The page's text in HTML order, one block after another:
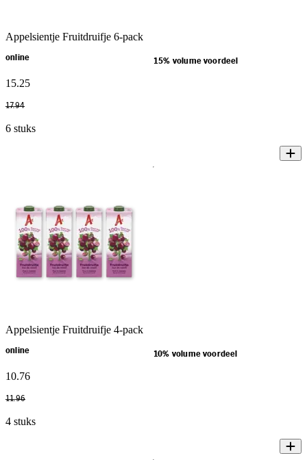
Appelsientje Fruitdruifje 6-pack
online 15% volume voordeel
15.25
17.94
6 stuks
Appelsientje Fruitdruifje 4-pack
online 10% volume voordeel
10.76
11.96
4 stuks